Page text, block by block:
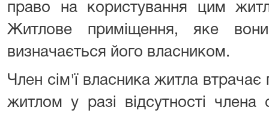
право на користування цим
Житлове приміщення, яке
визначається його власником.
Член сім'ї власника житла
житлом у разі відсутності